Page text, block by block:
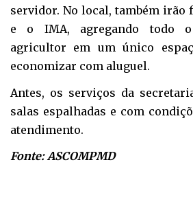
servidor. No local, também irão
e o IMA, agregando todo
agricultor em um único
economizar com aluguel.
Antes, os serviços da
salas espalhadas e com
atendimento.
Fonte: ASCOMPMD